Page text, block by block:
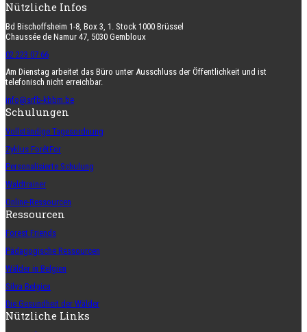
Nützliche Infos
Bd Bischoffsheim 1-8, Box 3, 1. Stock 1000 Brüssel
Chaussée de Namur 47, 5030 Gembloux
02 223 07 66
Am Dienstag arbeitet das Büro unter Ausschluss der Öffentlichkeit und ist
telefonisch nicht erreichbar.
info@srfb-kbbm.be
Schulungen
Vollständige Tagesordnung
Zyklus ForêtFor
Personalisierte Schulung
Waldtrainer
Online-Ressourcen
Ressourcen
Forest Friends
Pädagogische Ressourcen
Wälder in Belgien
Silva Belgica
Die Gesundheit der Wälder
Nützliche Links